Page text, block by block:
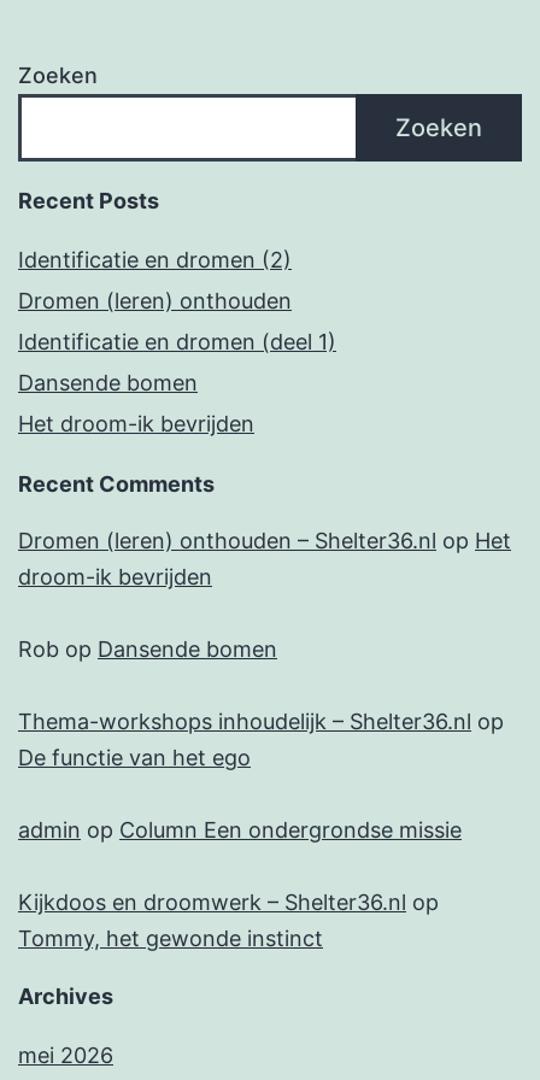
Zoeken
Zoeken
Recent Posts
Identificatie en dromen (2)
Dromen (leren) onthouden
Identificatie en dromen (deel 1)
Dansende bomen
Het droom-ik bevrijden
Recent Comments
Dromen (leren) onthouden – Shelter36.nl op Het
droom-ik bevrijden
Rob op Dansende bomen
Thema-workshops inhoudelijk – Shelter36.nl op
De functie van het ego
admin op Column Een ondergrondse missie
Kijkdoos en droomwerk – Shelter36.nl op
Tommy, het gewonde instinct
Archives
mei 2026